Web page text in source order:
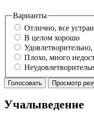
Варианты
Отлично, все
В целом хорошо
Плохо, много
Учалыведение